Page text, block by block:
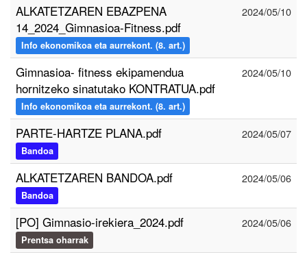
ALKATETZAREN EBAZPENA
14_2024_Gimnasioa-Fitness.pdf
Info ekonomikoa eta aurrekont. (8. art.)
2024/05/10
Gimnasioa- fitness ekipamendua
hornitzeko sinatutako KONTRATUA.pdf
Info ekonomikoa eta aurrekont. (8. art.)
2024/05/10
PARTE-HARTZE PLANA.pdf
Bandoa
2024/05/07
ALKATETZAREN BANDOA.pdf
Bandoa
2024/05/06
[PO] Gimnasio-irekiera_2024.pdf
Prentsa oharrak
2024/05/06